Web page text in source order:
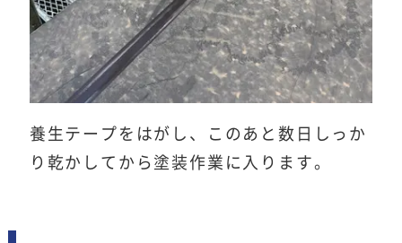
養生テープをはがし、このあと数日しっか
り乾かしてから塗装作業に入ります。